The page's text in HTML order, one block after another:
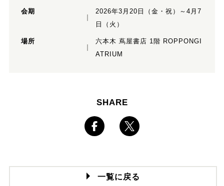
会期
2026年3月20日（金・祝）～4月7
日（火）
場所
六本木 蔦屋書店 1階 ROPPONGI
ATRIUM
SHARE
一覧に戻る